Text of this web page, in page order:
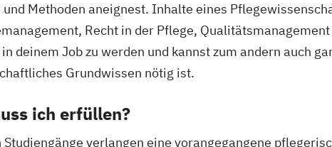
Methoden aneignest. Inhalte eines
Recht in der Pflege,
deinem Job zu werden und kannst zum andern auch
Grundwissen nötig ist.
ich erfüllen?
verlangen eine vorangegangene